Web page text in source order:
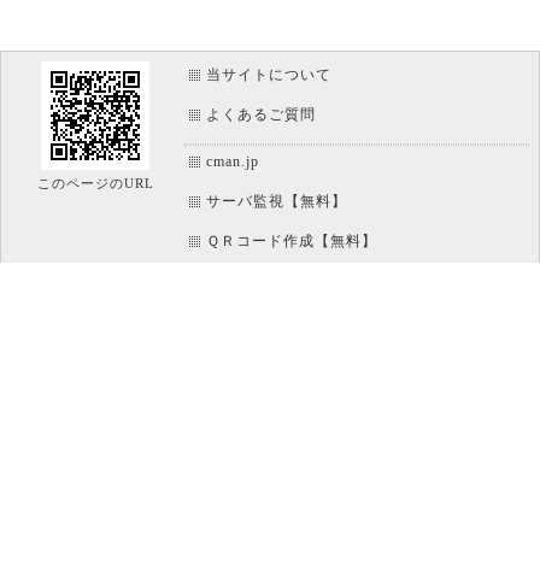
このページのURL
当サイトについて
よくあるご質問
cman.jp
サーバ監視【無料】
ＱＲコード作成【無料】